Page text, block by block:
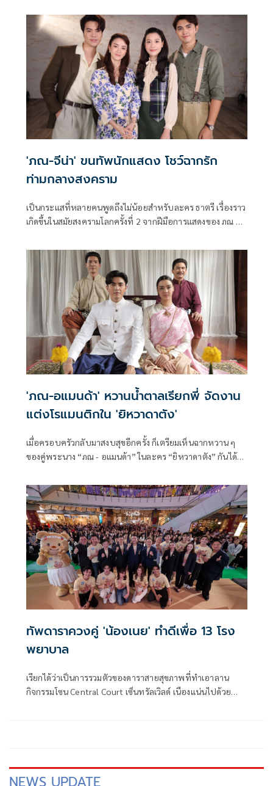
หลานกำมะลอ” ที่ทั้งรักทั้งกัด งานนี้บอกเลยว่าเคมีเข้ากันแบบ
เกินต้าน ทั้งหวาน ทั้งฮา ทั้งปะทะกันแบบไม่มีใครยอมใคร
'ภณ-จีน่า' ขนทัพนักแสดง โชว์ฉากรัก
ท่ามกลางสงคราม
เป็นกระแสที่หลายคนพูดถึงไม่น้อยสำหรับละคร ธาตรี เรื่องราว
เกิดขึ้นในสมัยสงครามโลกครั้งที่ 2 จากฝีมือการแสดงของ ภณ ณ
โดยเฉพาะทีเซอร์ที่ปล่อยออกมาเรียกน้ำย่อยก็ทำเอาคนดูอดใจ
ไม่ไหว แต่ก่อนจะลงจอให้ได้ชมมาส่องเบื้องหลังสุดจึ้ง ที่จะพา
ไปเจาะลึกกับเรื่องราวหน้ากล้องหลังกล้องในความทุ่มเทของทีม
งานและนักแสดงที่กว่าจะออกมาเป็นละครพีเรียดโรแมนติกแอ็
กชันในรายการ เปิดกองวิก 3 ธาตรี
'ภณ-อแมนด้า' หวานน้ำตาลเรียกพี่ จัดงาน
แต่งโรแมนติกใน 'ยิหวาดาตัง'
เมื่อครอบครัวกลับมาสงบสุขอีกครั้ง ก็เตรียมเห็นฉากหวาน ๆ
ของคู่พระนาง “ภณ - อแมนด้า” ในละคร “ยิหวาดาตัง” กันได้
รัก ๆ ระหว่าง เยี่ยม(ภณ ณวัสน์) กับ ยิหวา(อแมนด้า) ที่จะได้เห็น
สาวอแมนด้าในลุคชุดไทยสวยงาม
ทัพดาราควงคู่ 'น้องเนย' ทำดีเพื่อ 13 โรง
พยาบาล
เรียกได้ว่าเป็นการรวมตัวของดาราสายสุขภาพที่ทำเอาลาน
กิจกรรมโซน Central Court เซ็นทรัลเวิลด์ เนืองแน่นไปด้วย